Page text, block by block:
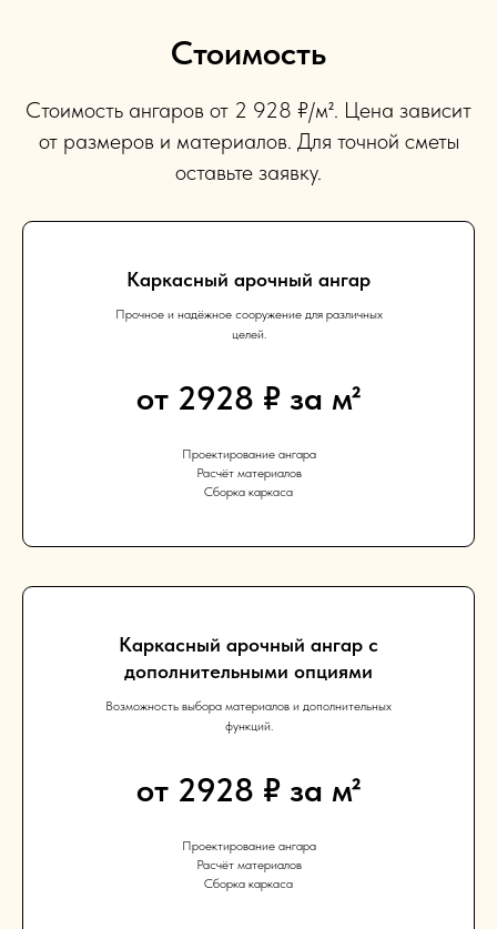
Стоимость
Стоимость ангаров от 2 928 ₽/м². Цена зависит
от размеров и материалов. Для точной сметы
оставьте заявку.
Каркасный арочный ангар
Прочное и надёжное сооружение для различных
целей.
от 2928 ₽ за м²
Проектирование ангара
Расчёт материалов
Сборка каркаса
Каркасный арочный ангар с
дополнительными опциями
Возможность выбора материалов и дополнительных
функций.
от 2928 ₽ за м²
Проектирование ангара
Расчёт материалов
Сборка каркаса